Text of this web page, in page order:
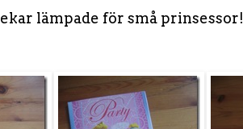
lämpade för små prinsessor!